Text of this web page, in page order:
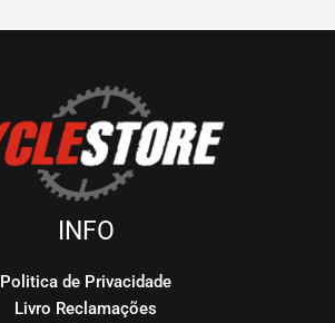
INFO
Politica de Privacidade
Livro Reclamações